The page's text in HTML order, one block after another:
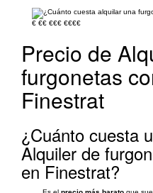
€ €€ €€€ €€€€
Precio de
furgonetas
Finestrat
¿Cuánto cuesta
Alquiler de
en Finestrat?